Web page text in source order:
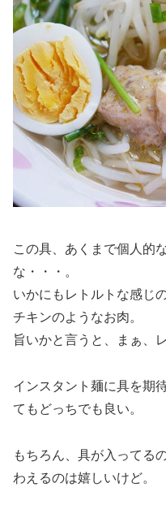
この具、あくまで個人的
な・・・。
いかにもレトルトな感じ
チキンのようなお肉。
旨いかと言うと、まぁ、
インスタント麺に具を期
てもどっちでも良い。
もちろん、具が入ってる
わえるのは嬉しいけど。